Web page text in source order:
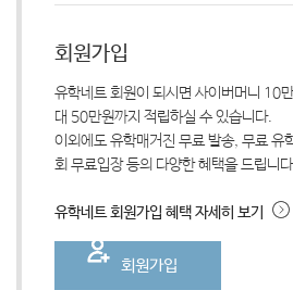
회원가입
유학네트 회원이 되시면 사이버머니 10
대 50만원까지 적립하실 수 있습니다.
이외에도 유학매거진 무료 발송, 무료 유
회 무료입장 등의 다양한 혜택을 드립니
유학네트 회원가입 혜택 자세히 보기
회원가입